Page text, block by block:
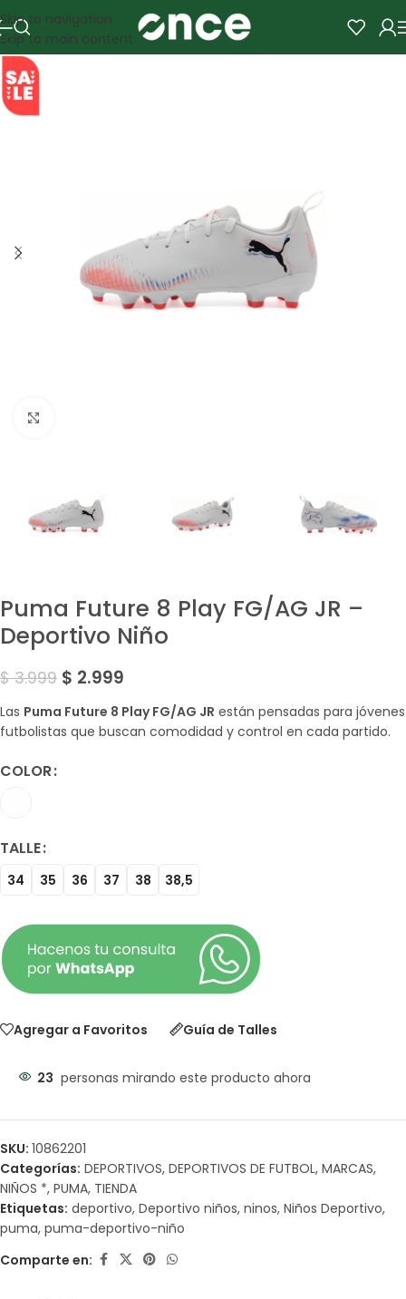
Skip to navigation
Skip to main content
SALE
Puma Future 8 Play FG/AG JR –
Deportivo Niño
$3.999 $ 2.999
Las Puma Future 8 Play FG/AG JR están pensadas para jóvenes
futbolistas que buscan comodidad y control en cada partido.
COLOR
TALLE
34 35 36 37 38 38,5
Agregar a Favoritos Guía de Talles
23 personas mirando este producto ahora
SKU: 10862201
Categorías: DEPORTIVOS, DEPORTIVOS DE FUTBOL, MARCAS,
NIÑOS *, PUMA, TIENDA
Etiquetas: deportivo, Deportivo niños, ninos, Niños Deportivo,
puma, puma-deportivo-niño
Comparte en: